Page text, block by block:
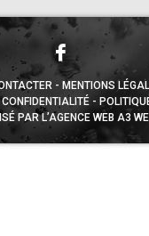
MENTIONS
PAR L’AGENCE WEB A3